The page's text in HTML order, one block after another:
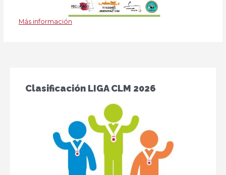
Más información
Clasificación LIGA CLM 2026